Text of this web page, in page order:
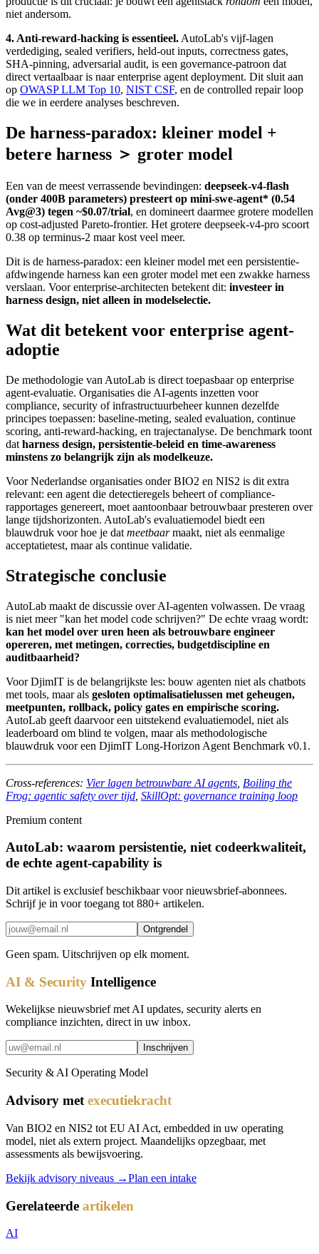
niet andersom.
4. Anti-reward-hacking is essentieel. AutoLab's vijf-lagen
verdediging, sealed verifiers, held-out inputs, correctness gates,
SHA-pinning, adversarial audit, is een governance-patroon dat
direct vertaalbaar is naar enterprise agent deployment. Dit sluit aan
op OWASP LLM Top 10, NIST CSF, en de controlled repair loop
die we in eerdere analyses beschreven.
De harness-paradox: kleiner model +
betere harness ＞ groter model
Een van de meest verrassende bevindingen: deepseek-v4-flash
(onder 400B parameters) presteert op mini-swe-agent* (0.54
Avg@3) tegen ~$0.07/trial, en domineert daarmee grotere modellen
op cost-adjusted Pareto-frontier. Het grotere deepseek-v4-pro scoort
0.38 op terminus-2 maar kost veel meer.
Dit is de harness-paradox: een kleiner model met een persistentie-
afdwingende harness kan een groter model met een zwakke harness
verslaan. Voor enterprise-architecten betekent dit: investeer in
harness design, niet alleen in modelselectie.
Wat dit betekent voor enterprise agent-
adoptie
De methodologie van AutoLab is direct toepasbaar op enterprise
agent-evaluatie. Organisaties die AI-agents inzetten voor
compliance, security of infrastructuurbeheer kunnen dezelfde
principes toepassen: baseline-meting, sealed evaluation, continue
scoring, anti-reward-hacking, en trajectanalyse. De benchmark toont
dat harness design, persistentie-beleid en time-awareness
minstens zo belangrijk zijn als modelkeuze.
Voor Nederlandse organisaties onder BIO2 en NIS2 is dit extra
relevant: een agent die detectieregels beheert of compliance-
rapportages genereert, moet aantoonbaar betrouwbaar presteren over
lange tijdshorizonten. AutoLab's evaluatiemodel biedt een
blauwdruk voor hoe je dat meetbaarmaakt, niet als eenmalige
acceptatietest, maar als continue validatie.
Strategische conclusie
AutoLab maakt de discussie over AI-agenten volwassen. De vraag
is niet meer "kan het model code schrijven?" De echte vraag wordt:
kan het model over uren heen als betrouwbare engineer
opereren, met metingen, correcties, budgetdiscipline en
auditbaarheid?
Voor DjimIT is de belangrijkste les: bouw agenten niet als chatbots
met tools, maar als gesloten optimalisatielussen met geheugen,
meetpunten, rollback, policy gates en empirische scoring.
AutoLab geeft daarvoor een uitstekend evaluatiemodel, niet als
leaderboard om blind te volgen, maar als methodologische
blauwdruk voor een DjimIT Long-Horizon Agent Benchmark v0.1.
Cross-references: Vier lagen betrouwbare AI agents Boiling the
Frog: agentic safety over tijd SkillOpt: governance training loop
Premium content
AutoLab: waarom persistentie, niet codeerkwaliteit,
de echte agent-capability is
Dit artikel is exclusief beschikbaar voor nieuwsbrief-abonnees.
Schrijf je in voor toegang tot 880+ artikelen.
Ontgrendel
Geen spam. Uitschrijven op elk moment.
AI & Security Intelligence
Wekelijkse nieuwsbrief met AI updates, security alerts en
compliance inzichten, direct in uw inbox.
Inschrijven
Security & AI Operating Model
Advisory met executiekracht
Van BIO2 en NIS2 tot EU AI Act, embedded in uw operating
model, niet als extern project. Maandelijks opzegbaar, met
assessments als bewijsvoering.
Bekijk advisory niveaus →Plan een intake
Gerelateerde artikelen
AI